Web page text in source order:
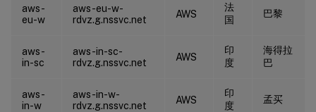
aws-
eu-w
aws-eu-w-
rdvz.g.nssvc.net
AWS
法
国
巴黎
aws-
in-sc
aws-in-sc-
rdvz.g.nssvc.net
AWS
印
度
海得拉
巴
aws-
in-w
aws-in-w-
rdvz.g.nssvc.net
AWS
印
度
孟买